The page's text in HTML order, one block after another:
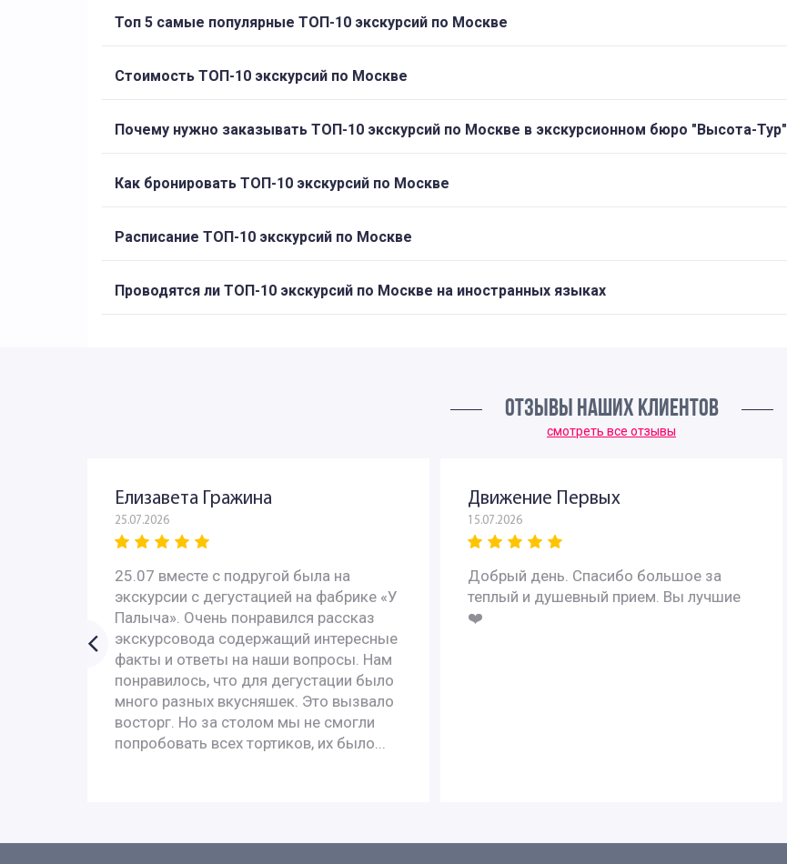
Топ 5 самые популярные ТОП-10 экскурсий по Москве
Стоимость ТОП-10 экскурсий по Москве
Почему нужно заказывать ТОП-10 экскурсий по Москве в экскурсионном бюро "Высота-Тур"
Как бронировать ТОП-10 экскурсий по Москве
Расписание ТОП-10 экскурсий по Москве
Проводятся ли ТОП-10 экскурсий по Москве на иностранных языках
ОТЗЫВЫ НАШИХ КЛИЕНТОВ
смотреть все отзывы
Елизавета Гражина
25.07.2026
25.07 вместе с подругой была на
экскурсии с дегустацией на фабрике «У
Палыча». Очень понравился рассказ
экскурсовода содержащий интересные
факты и ответы на наши вопросы. Нам
понравилось, что для дегустации было
много разных вкусняшек. Это вызвало
восторг. Но за столом мы не смогли
попробовать всех тортиков, их было...
Движение Первых
15.07.2026
Добрый день. Спасибо большое за
теплый и душевный прием. Вы лучшие
❤️